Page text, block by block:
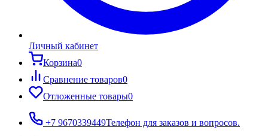
Личный кабинет
Корзина0
Сравнение товаров0
Отложенные товары0
+7 9670339449Телефон для заказов и вопросов.